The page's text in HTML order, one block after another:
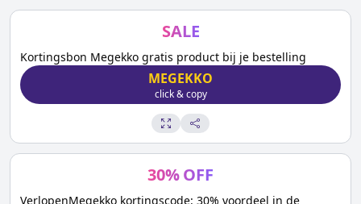
SALE
Kortingsbon Megekko gratis product bij je bestelling
MEGEKKO
click & copy
30%OFF
VerlopenMegekko kortingscode: 30% voordeel in de